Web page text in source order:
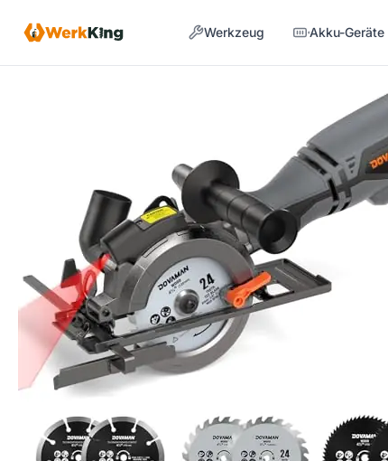
Inhalt
Werkzeug Akku-Geräte